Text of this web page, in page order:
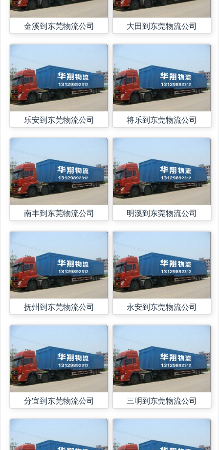
金溪到东莞物流公司
乐安到东莞物流公司
南丰到东莞物流公司
抚州到东莞物流公司
分宜到东莞物流公司
大田到东莞物流公司
将乐到东莞物流公司
明溪到东莞物流公司
永安到东莞物流公司
三明到东莞物流公司